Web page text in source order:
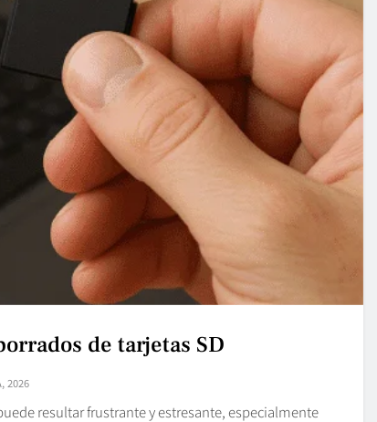
de tarjetas SD
2026
resultar frustrante y estresante, especialmente